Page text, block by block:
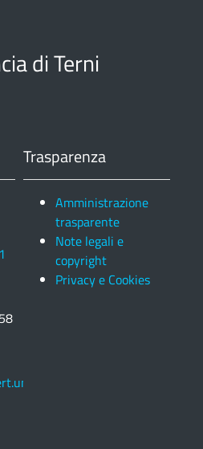
di Terni
Trasparenza
Amministrazione
trasparente
Note legali e
copyright
Privacy e Cookies